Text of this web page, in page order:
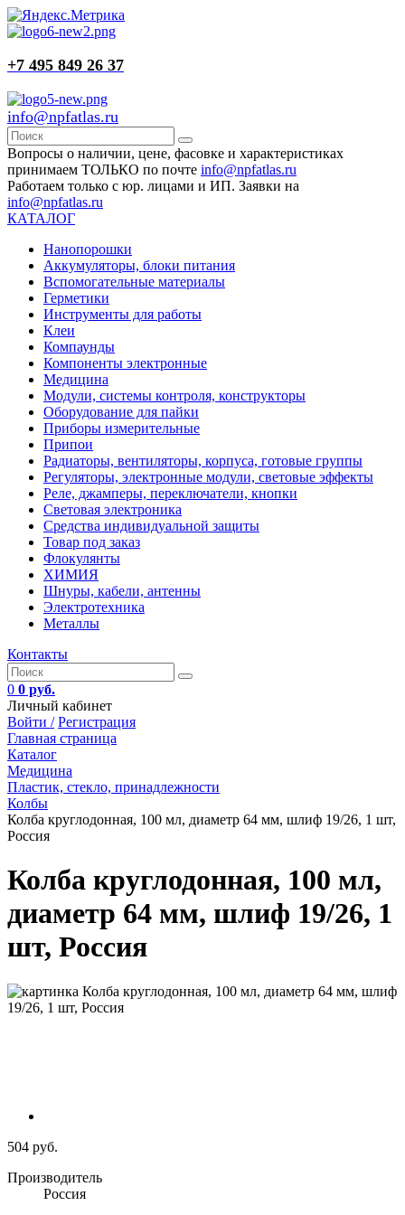
+7 495 849 26 37
info@npfatlas.ru
Вопросы о наличии, цене, фасовке и характеристиках
принимаем ТОЛЬКО по почте info@npfatlas.ru
Работаем только с юр. лицами и ИП. Заявки на
info@npfatlas.ru
КАТАЛОГ
Нанопорошки
Аккумуляторы, блоки питания
Вспомогательные материалы
Герметики
Инструменты для работы
Клеи
Компаунды
Компоненты электронные
Медицина
Модули, системы контроля, конструкторы
Оборудование для пайки
Приборы измерительные
Припои
Радиаторы, вентиляторы, корпуса, готовые группы
Регуляторы, электронные модули, световые эффекты
Реле, джамперы, переключатели, кнопки
Световая электроника
Средства индивидуальной защиты
Товар под заказ
Флокулянты
ХИМИЯ
Шнуры, кабели, антенны
Электротехника
Металлы
Контакты
0 0 руб.
Личный кабинет
Войти / Регистрация
Главная страница
Каталог
Медицина
Пластик, стекло, принадлежности
Колбы
Колба круглодонная, 100 мл, диаметр 64 мм, шлиф 19/26, 1 шт,
Россия
Колба круглодонная, 100 мл,
диаметр 64 мм, шлиф 19/26, 1
шт, Россия
504 руб.
Производитель
Россия